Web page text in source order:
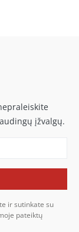
įžvalgų.
ir sutinkate su
pateiktų